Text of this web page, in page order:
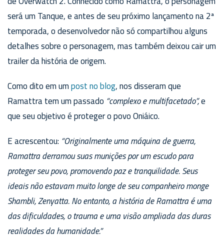
será um Tanque, e antes de seu próximo lançamento na 2ª
temporada, o desenvolvedor não só compartilhou alguns
detalhes sobre o personagem, mas também deixou cair um
trailer da história de origem.
Como dito em umpost no blog, nos disseram que
Ramattra tem um passado “complexo e multifacetado”,e
que seu objetivo é proteger o povo Oniáico.
E acrescentou: “Originalmente uma máquina de guerra,
Ramattra derramou suas munições por um escudo para
proteger seu povo, promovendo paz e tranquilidade. Seus
ideais não estavam muito longe de seu companheiro monge
Shambli, Zenyatta. No entanto, a história de Ramattra é uma
das dificuldades, o trauma e uma visão ampliada das duras
realidades da humanidade.”